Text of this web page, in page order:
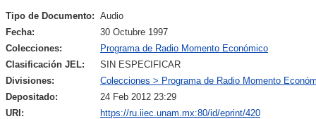
Tipo de Documento: Audio
Fecha:
30 Octubre 1997
Colecciones:
Programa de Radio Momento Económico
Clasificación JEL:
SIN ESPECIFICAR
Divisiones:
Colecciones > Programa de Radio Momento
Depositado:
24 Feb 2012 23:29
URI:
https://ru.iiec.unam.mx:80/id/eprint/420